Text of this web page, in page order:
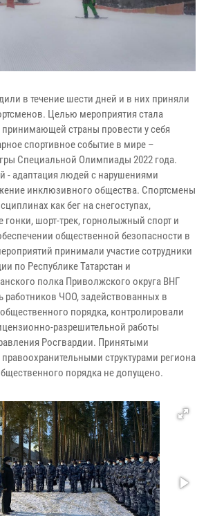
в течение шести дней и в них приняли
Целью мероприятия стала
принимающей страны провести у себя
спортивное событие в мире –
Специальной Олимпиады 2022 года.
- адаптация людей с нарушениями
инклюзивного общества. Спортсмены
как бег на снегоступах,
шорт-трек, горнолыжный спорт и
общественной безопасности в
принимали участие сотрудники
по Республике Татарстан и
полка Приволжского округа ВНГ
работников ЧОО, задействованных в
порядка, контролировали
разрешительной работы
Росгвардии. Принятыми
структурами региона
порядка не допущено.